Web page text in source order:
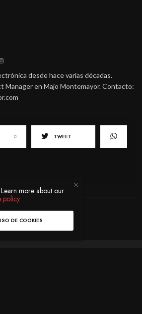
desde hace varias décadas.
Manager en Majo Montemayor. Contacto:
0 TWEET
Ver Comentarios (0)
more about our
policy
DE COOKIES